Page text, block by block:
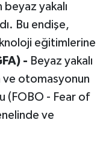
yakalı
Bu endişe,
eğitimlerine
- Beyaz yakalı
ve otomasyonun
(FOBO - Fear of
ve